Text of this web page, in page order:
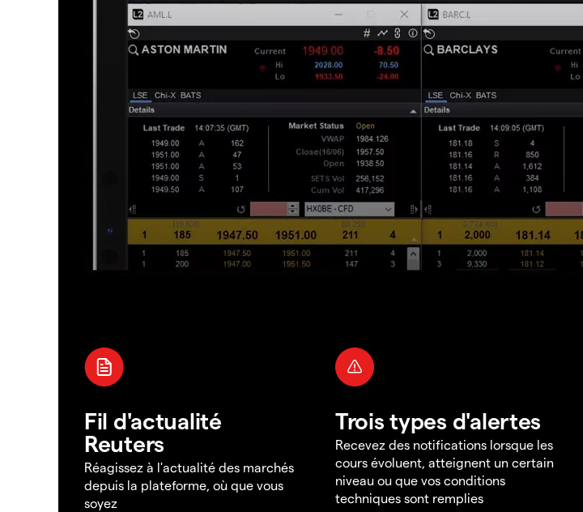
Fil d'actualité
Reuters
Réagissez à l'actualité des marchés
depuis la plateforme, où que vous
soyez
Trois types d'alertes
Recevez des notifications lorsque les
cours évoluent, atteignent un certain
niveau ou que vos conditions
techniques sont remplies